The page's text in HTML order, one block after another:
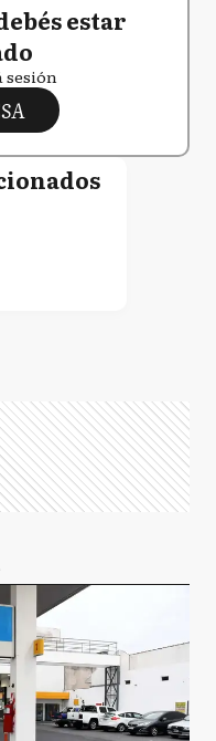
estar
sesión